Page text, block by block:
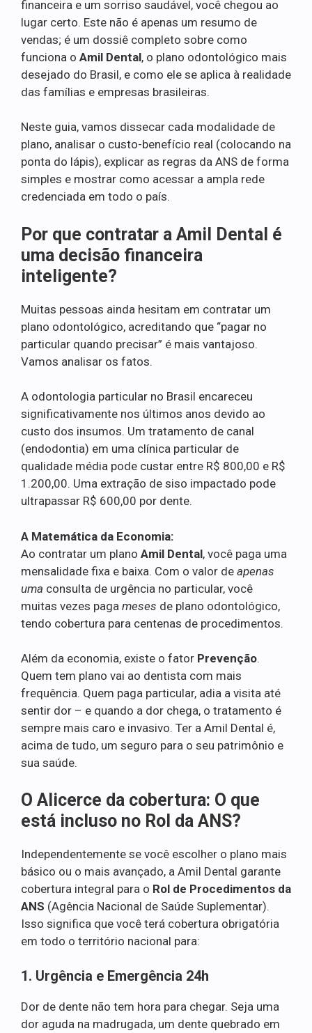
financeira e um sorriso saudável, você chegou ao
lugar certo. Este não é apenas um resumo de
vendas; é um dossiê completo sobre como
funciona o Amil Dental, o plano odontológico mais
desejado do Brasil, e como ele se aplica à realidade
das famílias e empresas brasileiras.
Neste guia, vamos dissecar cada modalidade de
plano, analisar o custo-benefício real (colocando na
ponta do lápis), explicar as regras da ANS de forma
simples e mostrar como acessar a ampla rede
credenciada em todo o país.
Por que contratar a Amil Dental é
uma decisão financeira
inteligente?
Muitas pessoas ainda hesitam em contratar um
plano odontológico, acreditando que “pagar no
particular quando precisar” é mais vantajoso.
Vamos analisar os fatos.
A odontologia particular no Brasil encareceu
significativamente nos últimos anos devido ao
custo dos insumos. Um tratamento de canal
(endodontia) em uma clínica particular de
qualidade média pode custar entre R$ 800,00 e R$
1.200,00. Uma extração de siso impactado pode
ultrapassar R$ 600,00 por dente.
A Matemática da Economia:
Ao contratar um plano Amil Dental, você paga uma
mensalidade fixa e baixa. Com o valor de apenas
uma consulta de urgência no particular, você
muitas vezes paga meses de plano odontológico,
tendo cobertura para centenas de procedimentos.
Além da economia, existe o fator Prevenção.
Quem tem plano vai ao dentista com mais
frequência. Quem paga particular, adia a visita até
sentir dor – e quando a dor chega, o tratamento é
sempre mais caro e invasivo. Ter a Amil Dental é,
acima de tudo, um seguro para o seu patrimônio e
sua saúde.
O Alicerce da cobertura: O que
está incluso no Rol da ANS?
Independentemente se você escolher o plano mais
básico ou o mais avançado, a Amil Dental garante
cobertura integral para o Rol de Procedimentos da
ANS (Agência Nacional de Saúde Suplementar).
Isso significa que você terá cobertura obrigatória
em todo o território nacional para:
1. Urgência e Emergência 24h
Dor de dente não tem hora para chegar. Seja uma
dor aguda na madrugada, um dente quebrado em